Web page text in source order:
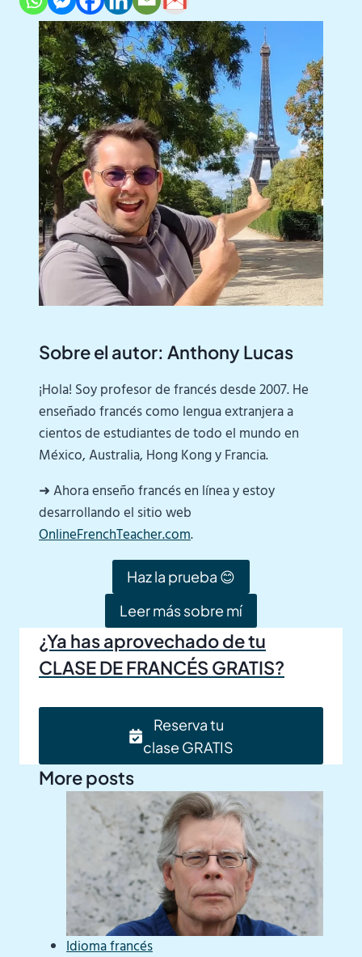
Sobre el autor: Anthony Lucas
¡Hola! Soy profesor de francés desde 2007. He
enseñado francés como lengua extranjera a
cientos de estudiantes de todo el mundo en
México, Australia, Hong Kong y Francia.
➜ Ahora enseño francés en línea y estoy
desarrollando el sitio web
OnlineFrenchTeacher.com.
Haz la prueba 😊
Leer más sobre mí
¿Ya has aprovechado de tu
CLASE DE FRANCÉS GRATIS?
Reserva tu
clase GRATIS
More posts
Idioma francés